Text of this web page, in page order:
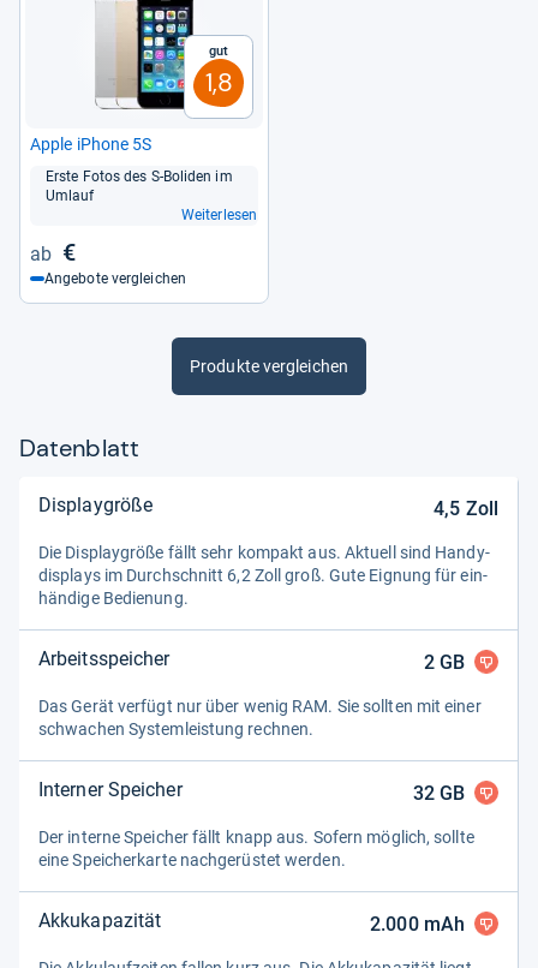
Gut
1,8
Apple iPhone 5S
Erste Fotos des S-​Boli­den im
Umlauf
Weiterlesen
€
Angebote vergleichen
Produkte vergleichen
Datenblatt
Displaygröße 4,5 Zoll
Die Dis­play­größe fällt sehr kom­pakt aus. Aktu­ell sind Han­dy­
dis­plays im Durch­schnitt 6,2 Zoll groß. Gute Eig­nung für ein­
hän­dige Bedie­nung.
Arbeitsspeicher 2GB
Das Gerät ver­fügt nur über wenig RAM. Sie soll­ten mit einer
schwa­chen Sys­tem­leis­tung rech­nen.
Interner Speicher 32GB
Der interne Spei­cher fällt knapp aus. Sofern mög­lich, sollte
eine Spei­cher­karte nach­ge­rüs­tet wer­den.
Akkukapazität 2.000mAh